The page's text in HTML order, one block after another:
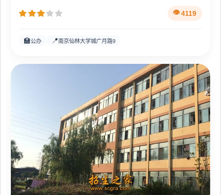
4119
🏫公办 📍南京仙林大学城广月路9